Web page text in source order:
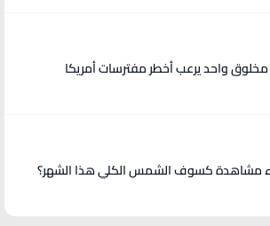
مشاهدة كسوف الشمس الكلي هذا الشهر؟